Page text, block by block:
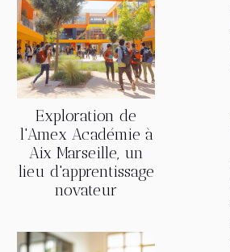
Exploration de
l'Amex Académie à
Aix Marseille, un
lieu d'apprentissage
novateur